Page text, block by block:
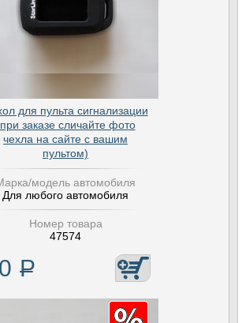
для пульта сигнализации
заказе сличайте фото
чехла на сайте с вашим
пультом)
модель автомобиля
Для любого автомобиля
Номер товара
47574
Р